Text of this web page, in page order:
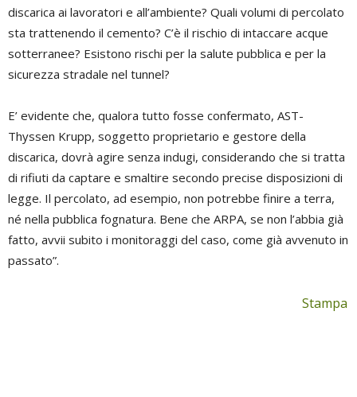
discarica ai lavoratori e all’ambiente? Quali volumi di percolato
sta trattenendo il cemento? C’è il rischio di intaccare acque
sotterranee? Esistono rischi per la salute pubblica e per la
sicurezza stradale nel tunnel?
E’ evidente che, qualora tutto fosse confermato, AST-
Thyssen Krupp, soggetto proprietario e gestore della
discarica, dovrà agire senza indugi, considerando che si tratta
di rifiuti da captare e smaltire secondo precise disposizioni di
legge. Il percolato, ad esempio, non potrebbe finire a terra,
né nella pubblica fognatura. Bene che ARPA, se non l’abbia già
fatto, avvii subito i monitoraggi del caso, come già avvenuto in
passato”.
Stampa